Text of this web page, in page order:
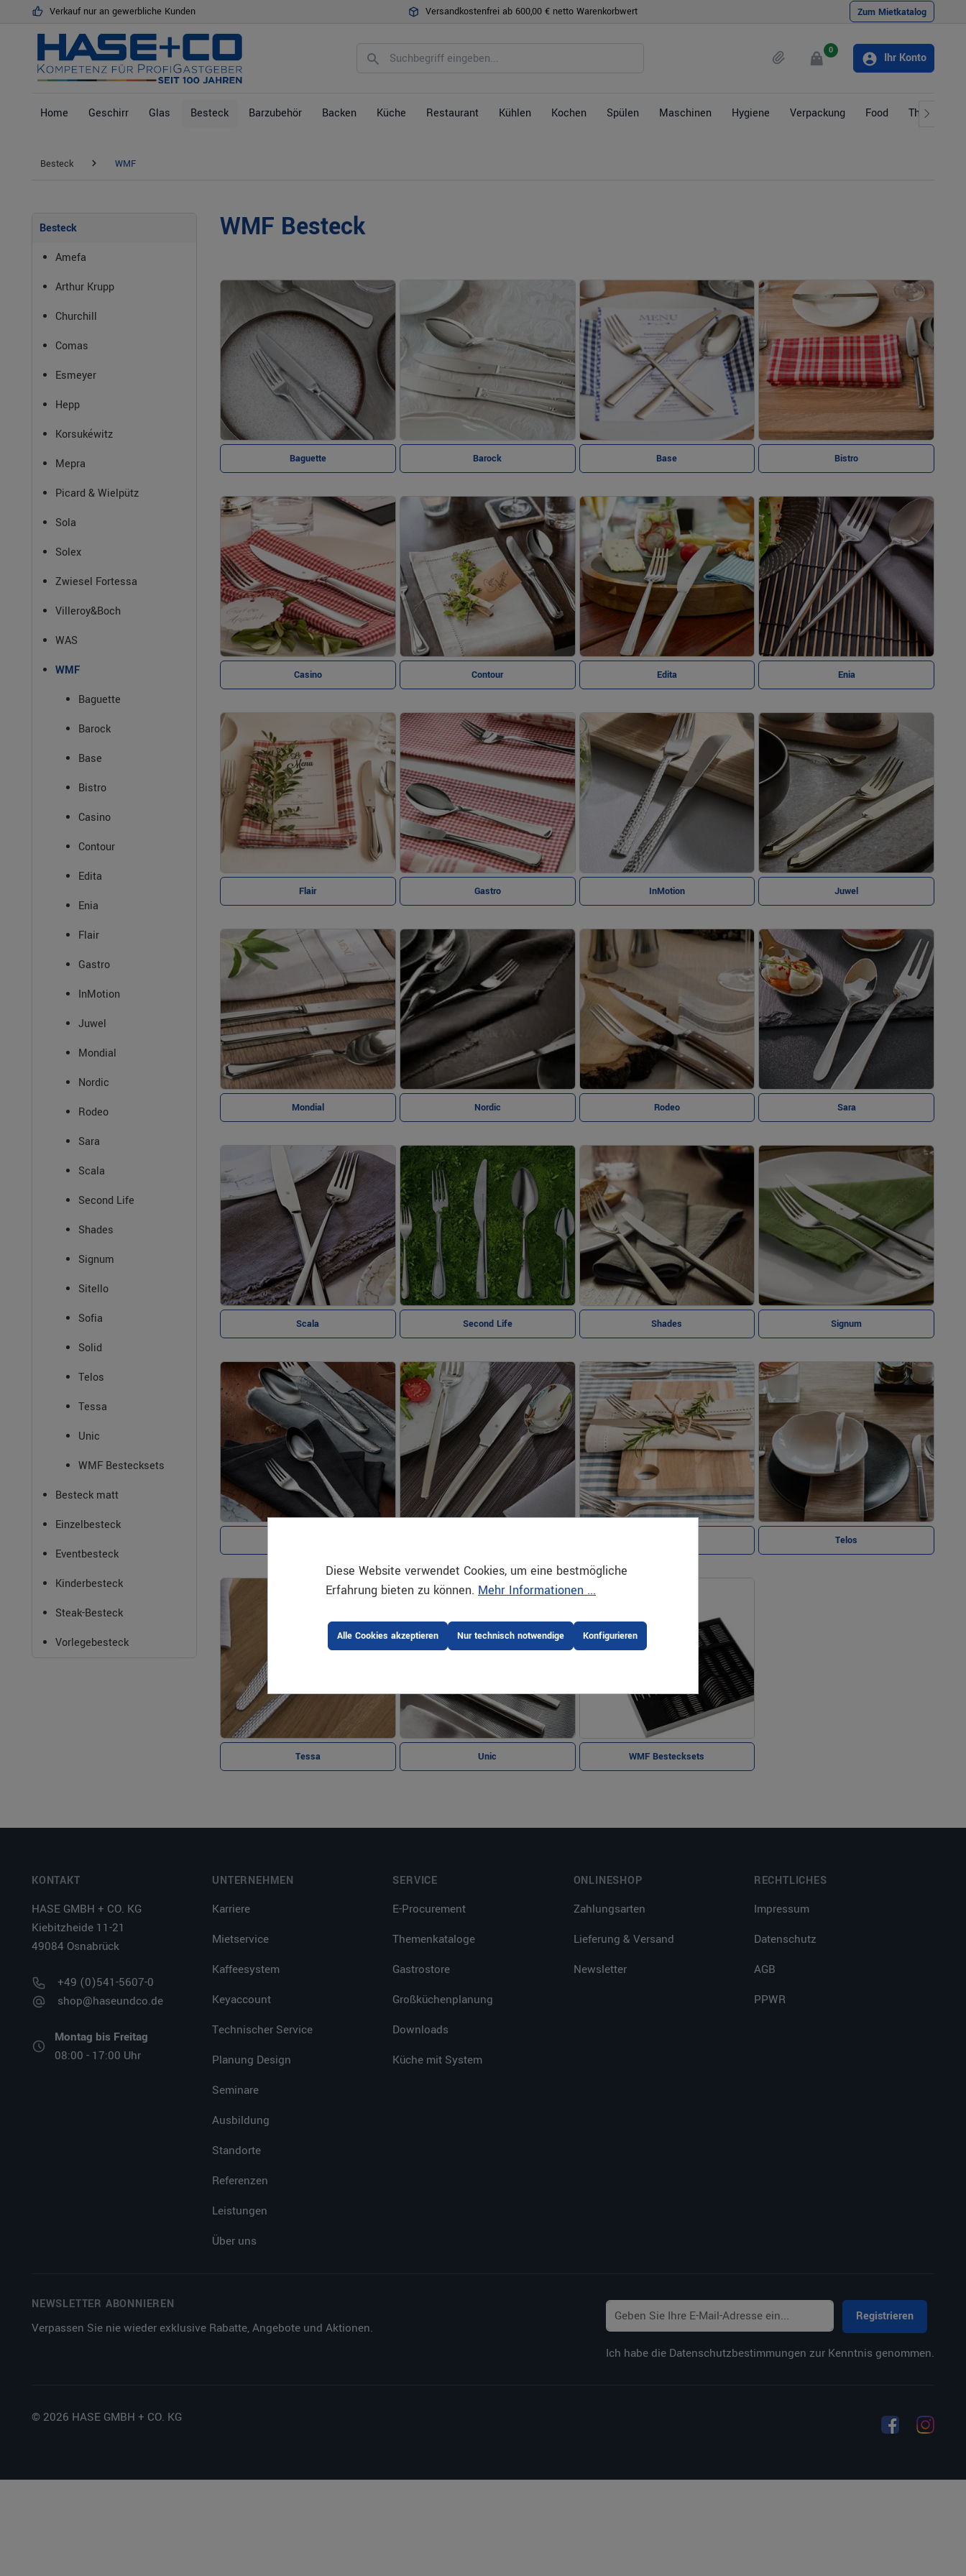
Zur Hauptnavigation springen
Verkauf nur an gewerbliche Kunden Versandkostenfrei ab 600,00 € netto Warenkorbwert Zum Mietkatalog
0
Ihr Konto
Home Geschirr Glas Besteck Barzubehör Backen Küche Restaurant Kühlen Kochen Spülen Maschinen Hygiene Verpackung Food Themen
Besteck WMF
Besteck
Amefa
Arthur Krupp
Churchill
Comas
Esmeyer
Hepp
Korsukéwitz
Mepra
Picard & Wielpütz
Sola
Solex
Zwiesel Fortessa
Villeroy&Boch
WAS
WMF
Baguette
Barock
Base
Bistro
Casino
Contour
Edita
Enia
Flair
Gastro
InMotion
Juwel
Mondial
Nordic
Rodeo
Sara
Scala
Second Life
Shades
Signum
Sitello
Sofia
Solid
Telos
Tessa
Unic
WMF Bestecksets
Besteck matt
Einzelbesteck
Eventbesteck
Kinderbesteck
Steak-Besteck
Vorlegebesteck
WMF Besteck
Baguette Barock Base Bistro
Casino Contour Edita Enia
Flair Gastro InMotion Juwel
Mondial Nordic Rodeo Sara
Scala Second Life Shades Signum
Telos
Tessa Unic WMF Bestecksets
KONTAKT
HASE GMBH + CO. KG
Kiebitzheide 11-21
49084 Osnabrück
+49 (0)541-5607-0
shop@haseundco.de
Montag bis Freitag
08:00 - 17:00 Uhr
UNTERNEHMEN
Karriere
Mietservice
Kaffeesystem
Keyaccount
Technischer Service
Planung Design
Seminare
Ausbildung
Standorte
Referenzen
Leistungen
Über uns
SERVICE
E-Procurement
Themenkataloge
Gastrostore
Großküchenplanung
Downloads
Küche mit System
ONLINESHOP
Zahlungsarten
Lieferung & Versand
Newsletter
RECHTLICHES
Impressum
Datenschutz
AGB
PPWR
NEWSLETTER ABONNIEREN
Verpassen Sie nie wieder exklusive Rabatte, Angebote und Aktionen.
Registrieren
Ich habe die Datenschutzbestimmungen zur Kenntnis genommen.
© 2026 HASE GMBH + CO. KG
Diese Website verwendet Cookies, um eine bestmögliche
Erfahrung bieten zu können. Mehr Informationen ...
Nur technisch notwendige Konfigurieren
Alle Cookies akzeptieren